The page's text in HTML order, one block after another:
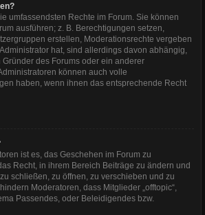
umfassendsten Rechte im Forum. Sie können
ausführen; z. B. Berechtigungen setzen,
erstellen, Moderationsrechte vergeben
hat, sind allerdings davon abhängig,
des Forums oder ein anderer
können auch volle
haben, wenn ihnen das entsprechende Recht
ist es, das Geschehen im Forum zu
Recht, in ihrem Bereich Beiträge zu ändern und
schließen, zu öffnen, zu verschieben und zu
Moderatoren, dass Mitglieder „offtopic“,
Passendes, oder Beleidigendes bzw.